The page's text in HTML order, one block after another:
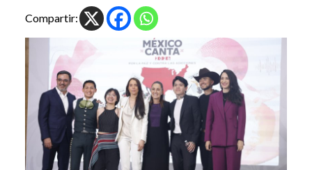
Compartir: